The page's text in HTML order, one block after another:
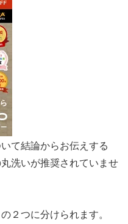
て結論からお伝えする
洗いが推奨されていませ
２つに分けられます。